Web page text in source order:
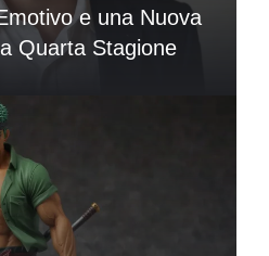
e una Nuova
Quarta Stagione